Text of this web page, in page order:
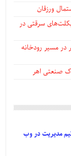
ورزقان
سرقتی در
در مسیر رودخانه
صنعتی اهر
مدیریت در وب